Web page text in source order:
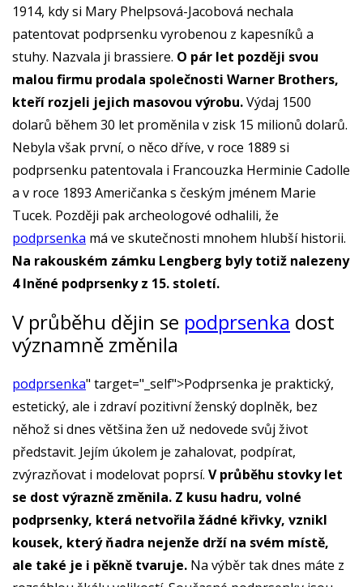
1914, kdy si Mary Phelpsová-Jacobová nechala
patentovat podprsenku vyrobenou z kapesníků a
stuhy. Nazvala ji brassiere. O pár let později svou
malou firmu prodala společnosti Warner Brothers,
kteří rozjeli jejich masovou výrobu.Výdaj 1500
dolarů během 30 let proměnila v zisk 15 milionů dolarů.
Nebyla však první, o něco dříve, v roce 1889 si
podprsenku patentovala i Francouzka Herminie Cadolle
a v roce 1893 Američanka s českým jménem Marie
Tucek. Později pak archeologové odhalili, že
podprsenka má ve skutečnosti mnohem hlubší historii.
Na rakouském zámku Lengberg byly totiž nalezeny
4 lněné podprsenky z 15. století.
V průběhu dějin se podprsenka dost
významně změnila
podprsenka" target="_self">Podprsenka je praktický,
estetický, ale i zdraví pozitivní ženský doplněk, bez
něhož si dnes většina žen už nedovede svůj život
představit. Jejím úkolem je zahalovat, podpírat,
zvýrazňovat i modelovat poprsí. V průběhu stovky let
se dost výrazně změnila. Z kusu hadru, volné
podprsenky, která netvořila žádné křivky, vznikl
kousek, který ňadra nejenže drží na svém místě,
ale také je i pěkně tvaruje. Na výběr tak dnes máte z